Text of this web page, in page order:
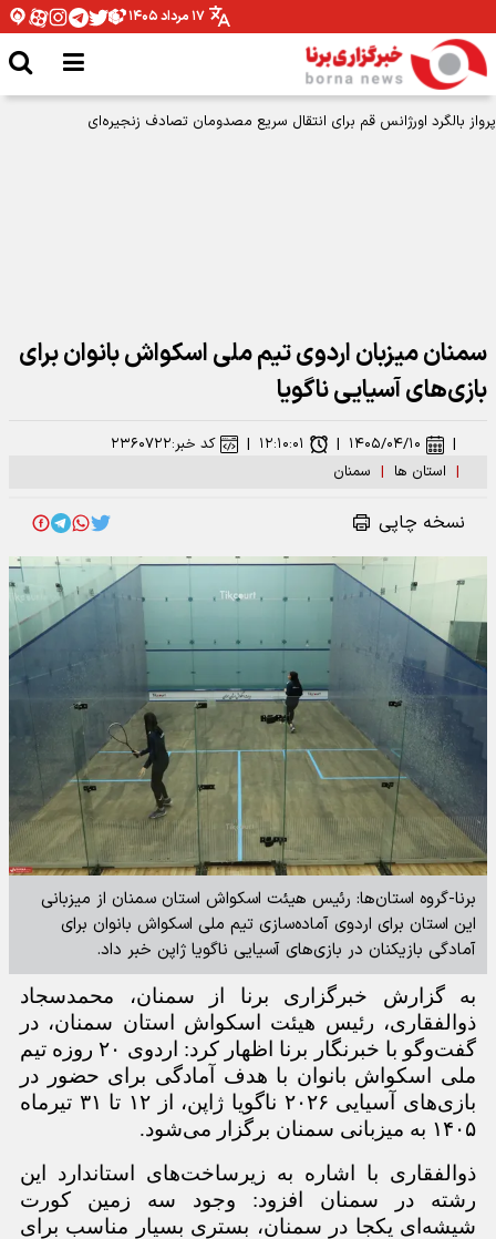
۱۷ مرداد ۱۴۰۵
سمنان میزبان اردوی تیم ملی اسکواش بانوان برای
بازی‌های آسیایی ناگویا
| استان ها | سمنان
| ۱۴۰۵/۰۴/۱۰ | ۱۲:۱۰:۰۱ | کد خبر:۲۳۶۰۷۲۲
نسخه چاپی
برنا-گروه استان‌ها: رئیس هیئت اسکواش استان سمنان از میزبانی
این استان برای اردوی آماده‌سازی تیم ملی اسکواش بانوان برای
آمادگی بازیکنان در بازی‌های آسیایی ناگویا ژاپن خبر داد.
به گزارش خبرگزاری برنا از سمنان، محمدسجاد
ذوالفقاری، رئیس هیئت اسکواش استان سمنان، در
گفت
وگو با خبرنگار برنا اظهار کرد: اردوی ۲۰ روزه تیم
ملی اسکواش بانوان با هدف آمادگی برای حضور در
بازی
های آسیایی ۲۰۲۶ ناگویا ژاپن، از ۱۲ تا ۳۱ تیرماه
۱۴۰۵ به میزبانی سمنان برگزار می
شود.
ذوالفقاری با اشاره به زیرساختهای استاندارد این
رشته در سمنان افزود: وجود سه زمین کورت
شیشه ای یکجا در سمنان، بستری بسیار مناسب برای